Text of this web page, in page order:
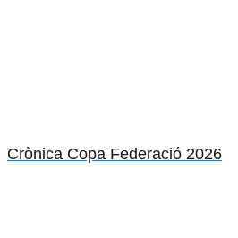
Crònica Copa Federació 2026